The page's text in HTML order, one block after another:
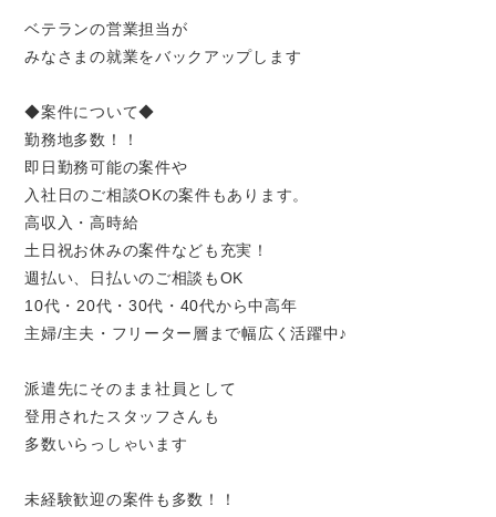
ベテランの営業担当が
みなさまの就業をバックアップします
◆案件について◆
勤務地多数！！
即日勤務可能の案件や
入社日のご相談OKの案件もあります。
高収入・高時給
土日祝お休みの案件なども充実！
週払い、日払いのご相談もOK
10代・20代・30代・40代から中高年
主婦/主夫・フリーター層まで幅広く活躍中♪
派遣先にそのまま社員として
登用されたスタッフさんも
多数いらっしゃいます
未経験歓迎の案件も多数！！